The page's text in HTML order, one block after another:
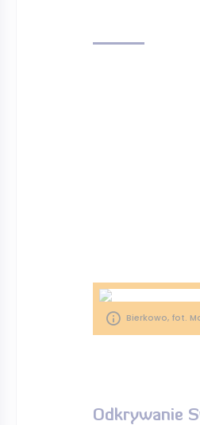
Bierkowo, fot.
Odkrywanie